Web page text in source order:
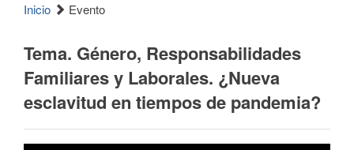
Inicio Evento
Tema. Género, Responsabilidades
Familiares y Laborales. ¿Nueva
esclavitud en tiempos de pandemia?